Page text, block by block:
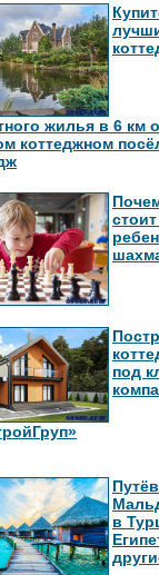
жилья в 6 км
коттеджном
под
в